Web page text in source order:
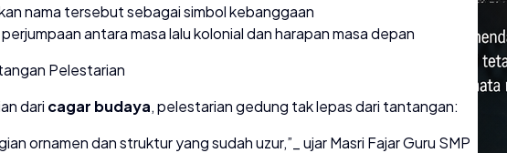
nama tersebut sebagai simbol kebanggaan
antara masa lalu kolonial dan harapan masa depan
Pelestarian
dari cagar budaya, pelestarian gedung tak lepas dari tantangan:
ornamen dan struktur yang sudah uzur,”_ ujar Masri Fajar Guru SMP